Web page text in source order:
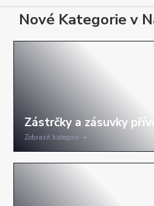
Nové Kategorie v
Zobrazit kategorii